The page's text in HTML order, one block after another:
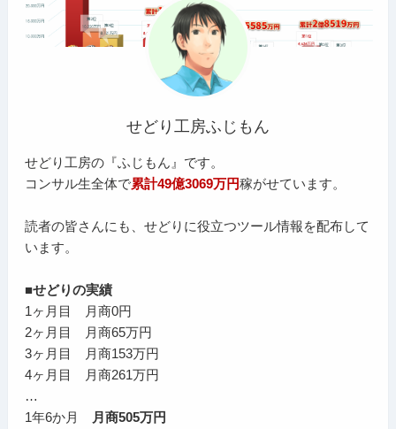
せどり工房ふじもん
せどり工房の『ふじもん』です。
コンサル生全体で累計49億3069万円稼がせています。
読者の皆さんにも、せどりに役立つツール情報を配布して
います。
■せどりの実績
1ヶ月目 月商0円
2ヶ月目 月商65万円
3ヶ月目 月商153万円
4ヶ月目 月商261万円
…
1年6か月
月商505万円